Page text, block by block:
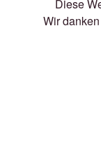
Diese
Wir